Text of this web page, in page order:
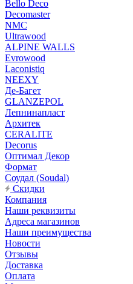
Bello Deco
Decomaster
NMС
Ultrawood
ALPINE WALLS
Evrowood
Laconistiq
NEEXY
Де-Багет
GLANZEPOL
Лепнинапласт
Архитек
CERALITE
Decorus
Оптимал Декор
Формат
Соудал (Soudal)
Скидки
Компания
Наши реквизиты
Адреса магазинов
Наши преимущества
Новости
Отзывы
Доставка
Оплата